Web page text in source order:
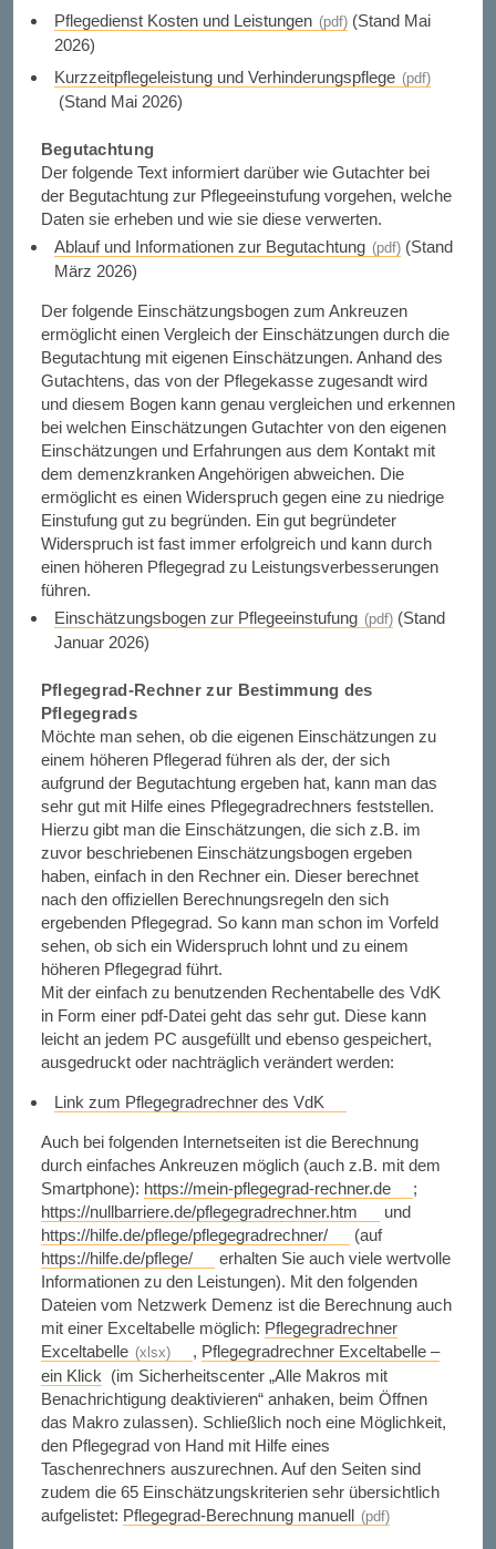
Pflegedienst Kosten und Leistungen
(Stand Mai
2026)
Kurzzeitpflegeleistung und Verhinderungspflege
(Stand Mai 2026)
Begutachtung
Der folgende Text informiert darüber wie Gutachter bei
der Begutachtung zur Pflegeeinstufung vorgehen, welche
Daten sie erheben und wie sie diese verwerten.
Ablauf und Informationen zur Begutachtung
(Stand
März 2026)
Der folgende Einschätzungsbogen zum Ankreuzen
ermöglicht einen Vergleich der Einschätzungen durch die
Begutachtung mit eigenen Einschätzungen. Anhand des
Gutachtens, das von der Pflegekasse zugesandt wird
und diesem Bogen kann genau vergleichen und erkennen
bei welchen Einschätzungen Gutachter von den eigenen
Einschätzungen und Erfahrungen aus dem Kontakt mit
dem demenzkranken Angehörigen abweichen. Die
ermöglicht es einen Widerspruch gegen eine zu niedrige
Einstufung gut zu begründen. Ein gut begründeter
Widerspruch ist fast immer erfolgreich und kann durch
einen höheren Pflegegrad zu Leistungsverbesserungen
führen.
Einschätzungsbogen zur Pflegeeinstufung
(Stand
Januar 2026)
Pflegegrad-Rechner zur Bestimmung des
Pflegegrads
Möchte man sehen, ob die eigenen Einschätzungen zu
einem höheren Pflegerad führen als der, der sich
aufgrund der Begutachtung ergeben hat, kann man das
sehr gut mit Hilfe eines Pflegegradrechners feststellen.
Hierzu gibt man die Einschätzungen, die sich z.B. im
zuvor beschriebenen Einschätzungsbogen ergeben
haben, einfach in den Rechner ein. Dieser berechnet
nach den offiziellen Berechnungsregeln den sich
ergebenden Pflegegrad. So kann man schon im Vorfeld
sehen, ob sich ein Widerspruch lohnt und zu einem
höheren Pflegegrad führt.
Mit der einfach zu benutzenden Rechentabelle des VdK
in Form einer pdf-Datei geht das sehr gut. Diese kann
leicht an jedem PC ausgefüllt und ebenso gespeichert,
ausgedruckt oder nachträglich verändert werden:
Link zum Pflegegradrechner des VdK
Auch bei folgenden Internetseiten ist die Berechnung
durch einfaches Ankreuzen möglich (auch z.B. mit dem
Smartphone): https://mein-pflegegrad-rechner.de
;
https://nullbarriere.de/pflegegradrechner.htm
und
https://hilfe.de/pflege/pflegegradrechner/
(auf
https://hilfe.de/pflege/
erhalten Sie auch viele wertvolle
Informationen zu den Leistungen). Mit den folgenden
Dateien vom Netzwerk Demenz ist die Berechnung auch
mit einer Exceltabelle möglich: Pflegegradrechner
Exceltabelle
, Pflegegradrechner Exceltabelle –
ein Klick(im Sicherheitscenter „Alle Makros mit
Benachrichtigung deaktivieren“ anhaken, beim Öffnen
das Makro zulassen). Schließlich noch eine Möglichkeit,
den Pflegegrad von Hand mit Hilfe eines
Taschenrechners auszurechnen. Auf den Seiten sind
zudem die 65 Einschätzungskriterien sehr übersichtlich
aufgelistet: Pflegegrad-Berechnung manuell